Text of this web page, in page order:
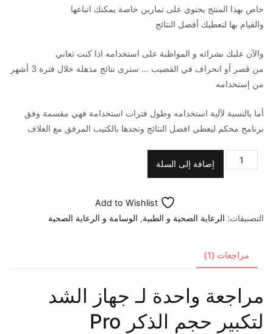
خاص بهذا المنتج يحتوي على تمارين خاصة يمكنك اتباعها
والقيام بها لتعطيك أفضل النتائج
والآن عليك بشرائه و المواظبة على استخدامه اذا كنت تعاني
من قصر أو انحراف في القضيب … سترى نتائج مذهلة خلال فترة 3 أشهر
من إستخدامه
أما بالنسبة لآلية استخدامه وطول فترات استخدامة فهي مقسمة وفق
برنامج محكم ليعطي افضل النتائج وتجدها بالكتيب المرفق مع الغلاف
كمية
جهاز
حجم
Extender
إضافة إلى السلة
Add to Wishlist
التصنيفات: الرعاية الصحية و الطبية, الوسامة و الرعاية الصحية
مراجعات (1)
مراجعة واحدة لـ جهاز الشد
لتكبير حجم الذكر Pro